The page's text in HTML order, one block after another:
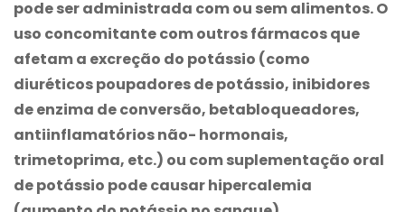
pode ser administrada com ou sem alimentos. O
uso concomitante com outros fármacos que
afetam a excreção do potássio (como
diuréticos poupadores de potássio, inibidores
de enzima de conversão, betabloqueadores,
antiinflamatórios não- hormonais,
trimetoprima, etc.) ou com suplementação oral
de potássio pode causar hipercalemia